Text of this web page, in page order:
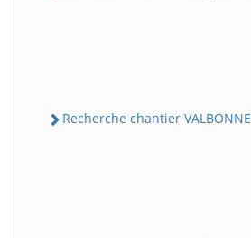
Recherche chantier VALBONNE